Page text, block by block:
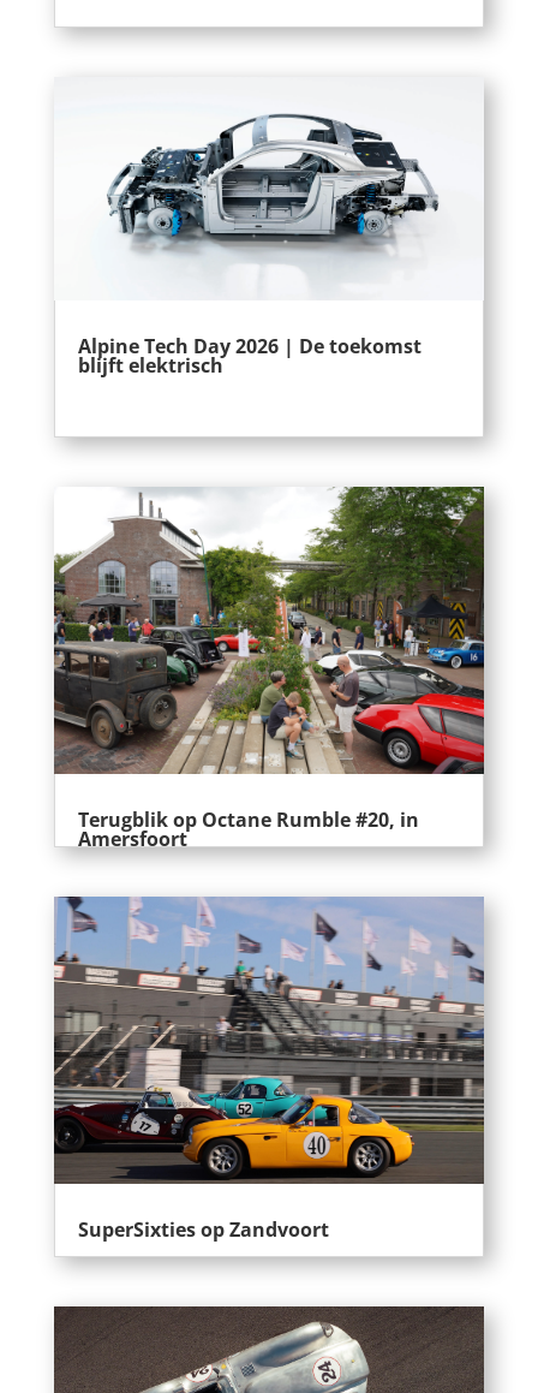
Alpine Tech Day 2026 | De toekomst
blijft elektrisch
Terugblik op Octane Rumble #20, in
Amersfoort
SuperSixties op Zandvoort